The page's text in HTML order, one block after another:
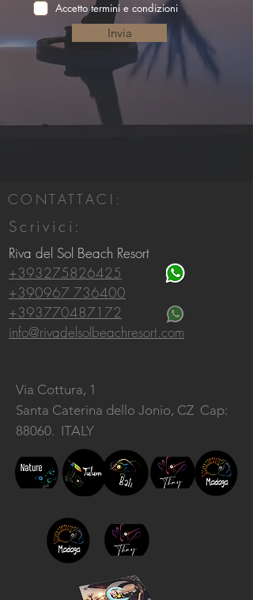
Accetto termini e condizioni
Invia
CONTATTACI:
Scrivici:
Riva del Sol Beach Resort
+393275826425
+390967 736400
+393770487172
info@rivadelsolbeachresort.com
Via Cottura, 1
Santa Caterina dello Jonio, CZ Cap:
88060. ITALY